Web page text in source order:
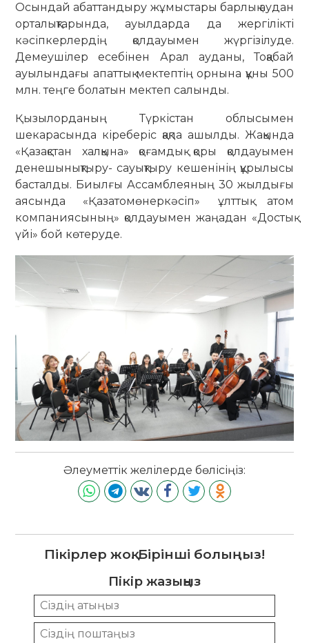
Осындай абаттандыру жұмыстары барлық аудан
орталықтарында, ауылдарда да жергілікті
кәсіпкерлердің қолдауымен жүргізілуде.
Демеушілер есебінен Арал ауданы, Тоқабай
ауылындағы апаттық мектептің орнына құны 500
млн. теңге болатын мектеп салынды.
Қызылорданың Түркістан облысымен
шекарасында кіреберіс қақпа ашылды. Жақында
«Қазақстан халқына» қоғамдық қоры қолдауымен
денешынықтыру- сауықтыру кешенінің құрылысы
басталды. Биылғы Ассамблеяның 30 жылдығы
аясында «Қазатомөнеркәсіп» ұлттық атом
компаниясының» қолдауымен жаңадан «Достық
үйі» бой көтеруде.
Әлеуметтік желілерде бөлісіңіз:
Пікірлер жоқ. Бірінші болыңыз!
Пікір жазыңыз